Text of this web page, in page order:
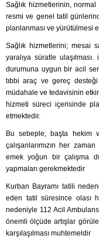
Sağlık hizmetlerinin,
resmi ve genel tatil
planlanması ve yürütülmesi
Sağlık hizmetlerini; mesai
yaralıya süratle
durumuna uygun bir acil
tıbbi araç ve gereç desteği
müdahale ve tedavisinin
hizmeti süreci içerisinde
etmektedir.
Bu sebeple, başta hekim
çalışanlarımızın her
emek yoğun bir çalışma
yapmaları gerekmektedir
Kurban Bayramı tatili
eden tatil süresince olası
nedeniyle 112 Acil
önemli ölçüde artışlar
karşılaşılması muhtemeldir